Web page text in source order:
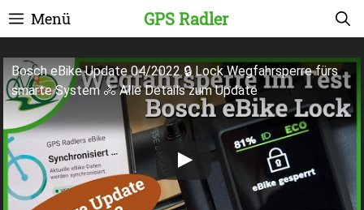
Zum
Inhalt
springen
GPS Radler
Menü
Bosch eBike Update 04/2022 🔒 Lock Wegfahrsperre fürs
smarte System 🚴 Alle Details zum Update